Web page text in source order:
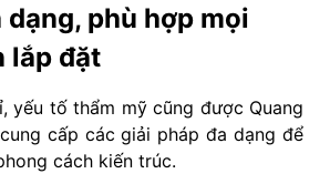
dạng, phù hợp mọi
lắp đặt
yếu tố thẩm mỹ cũng được Quang
cấp các giải pháp đa dạng để
cách kiến trúc.